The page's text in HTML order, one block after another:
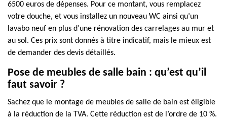
6500 euros de dépenses. Pour ce montant, vous remplacez
votre douche, et vous installez un nouveau WC ainsi qu’un
lavabo neuf en plus d’une rénovation des carrelages au mur et
au sol. Ces prix sont donnés à titre indicatif, mais le mieux est
de demander des devis détaillés.
Pose de meubles de salle bain : qu’est qu’il
faut savoir ?
Sachez que le montage de meubles de salle de bain est éligible
à la réduction de la TVA. Cette réduction est de l’ordre de 10 %.